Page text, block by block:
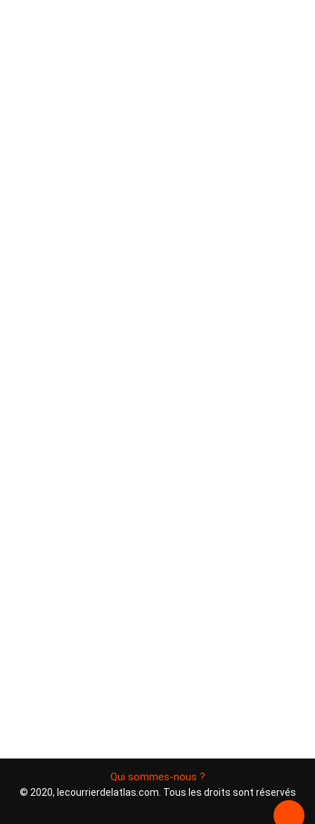
Qui sommes-nous ?
© 2020, lecourrierdelatlas.com. Tous les droits sont réservés